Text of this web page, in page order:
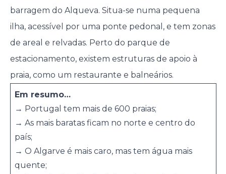
barragem do Alqueva. Situa-se numa pequena
ilha, acessível por uma ponte pedonal, e tem zonas
de areal e relvadas. Perto do parque de
estacionamento, existem estruturas de apoio à
praia, como um restaurante e balneários.
Em resumo…
→ Portugal tem mais de 600 praias;
→ As mais baratas ficam no norte e centro do
país;
→ O Algarve é mais caro, mas tem água mais
quente;